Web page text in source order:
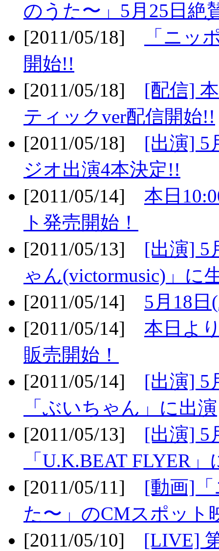
のうた〜」5月25日絶
[2011/05/18]
「ニッ
開始!!
[2011/05/18] [配信]
ティックver配信開始!!
[2011/05/18] [出演] 5
ジオ出演4本決定!!
[2011/05/14] 本日
ト発売開始！
[2011/05/13] [出演] 5
ゃん(victormusic)」に
[2011/05/14] 5月18
[2011/05/14] 本日よ
販売開始！
[2011/05/14] [出演] 5
「ぶいちゃん」に出演
[2011/05/13] [出演] 5
「U.K.BEAT FLYER
[2011/05/11] [動画]
た〜」のCMスポット
[2011/05/10] [LIVE]